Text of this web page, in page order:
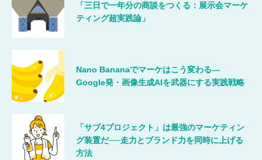
「三日で一年分の商談をつくる：展示会マーケ
ティング超実践論」
Nano Bananaでマーケはこう変わる―
Google発・画像生成AIを武器にする実践戦略
「サブ4プロジェクト」は最強のマーケティン
グ装置だ──走力とブランド力を同時に上げる
方法